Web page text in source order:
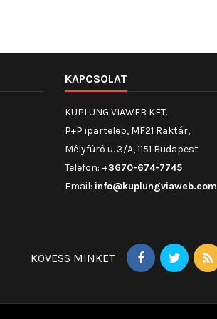
KAPCSOLAT
KUPLUNG VIAWEB KFT.
P+P ipartelep, MF21 Raktár,
Mélyfúró u. 3/A, 1151 Budapest
Telefon: +3670-674-7745
Email: info@kuplungviaweb.com
KÖVESS MINKET